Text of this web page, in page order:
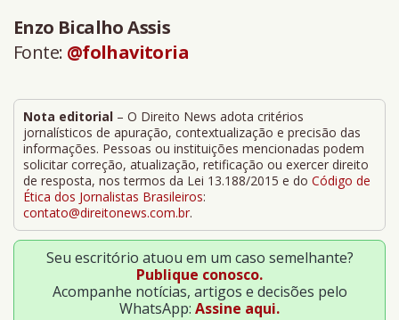
Enzo Bicalho Assis
Fonte: @folhavitoria
Nota editorial – O Direito News adota critérios
jornalísticos de apuração, contextualização e precisão das
informações. Pessoas ou instituições mencionadas podem
solicitar correção, atualização, retificação ou exercer direito
de resposta, nos termos da Lei 13.188/2015 e do Código de
Ética dos Jornalistas Brasileiros:
contato@direitonews.com.br.
Seu escritório atuou em um caso semelhante?
Publique conosco.
Acompanhe notícias, artigos e decisões pelo
WhatsApp: Assine aqui.